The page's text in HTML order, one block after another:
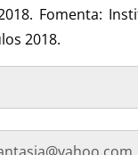
Fomenta:
2018.